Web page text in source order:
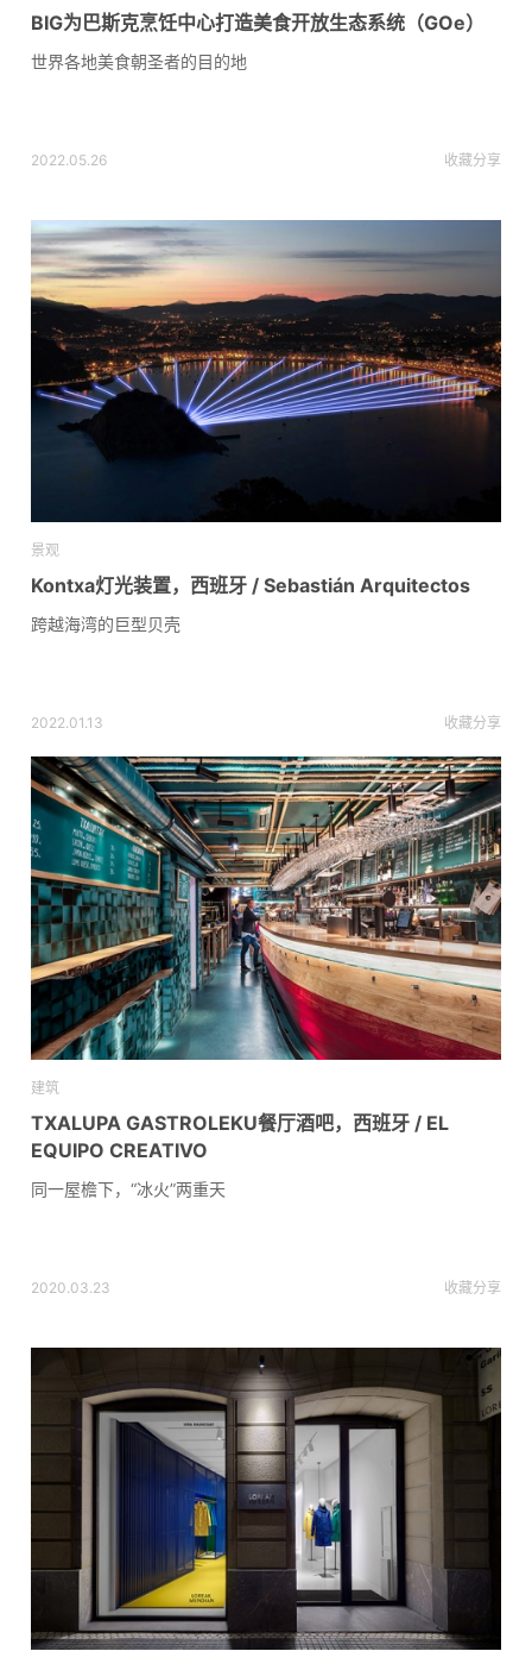
BIG为巴斯克烹饪中心打造美食开放生态系统（GOe）
世界各地美食朝圣者的目的地
2022.05.26 收藏分享
景观
Kontxa灯光装置，西班牙 / Sebastián Arquitectos
跨越海湾的巨型贝壳
2022.01.13 收藏分享
建筑
TXALUPA GASTROLEKU餐厅酒吧，西班牙 / EL
EQUIPO CREATIVO
同一屋檐下，“冰火”两重天
2020.03.23 收藏分享